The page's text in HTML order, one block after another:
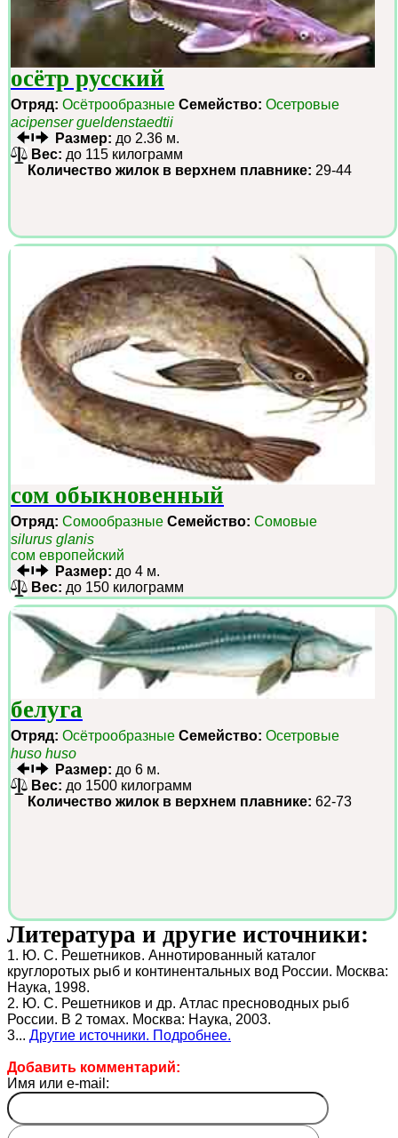
осётр русский
Отряд: Осётрообразные Семейство: Осетровые
acipenser gueldenstaedtii
Размер: до 2.36 м.
Вес: до 115 килограмм
Количество жилок в верхнем плавнике: 29-44
сом обыкновенный
Отряд: Сомообразные Семейство: Сомовые
silurus glanis
сом европейский
Размер: до 4 м.
Вес: до 150 килограмм
белуга
Отряд: Осётрообразные Семейство: Осетровые
huso huso
Размер: до 6 м.
Вес: до 1500 килограмм
Количество жилок в верхнем плавнике: 62-73
Литература и другие источники:
1. Ю. С. Решетников. Аннотированный каталог
круглоротых рыб и континентальных вод России. Москва:
Наука, 1998.
2. Ю. С. Решетников и др. Атлас пресноводных рыб
России. В 2 томах. Москва: Наука, 2003.
3... Другие источники. Подробнее.
Добавить комментарий:
Имя или e-mail: